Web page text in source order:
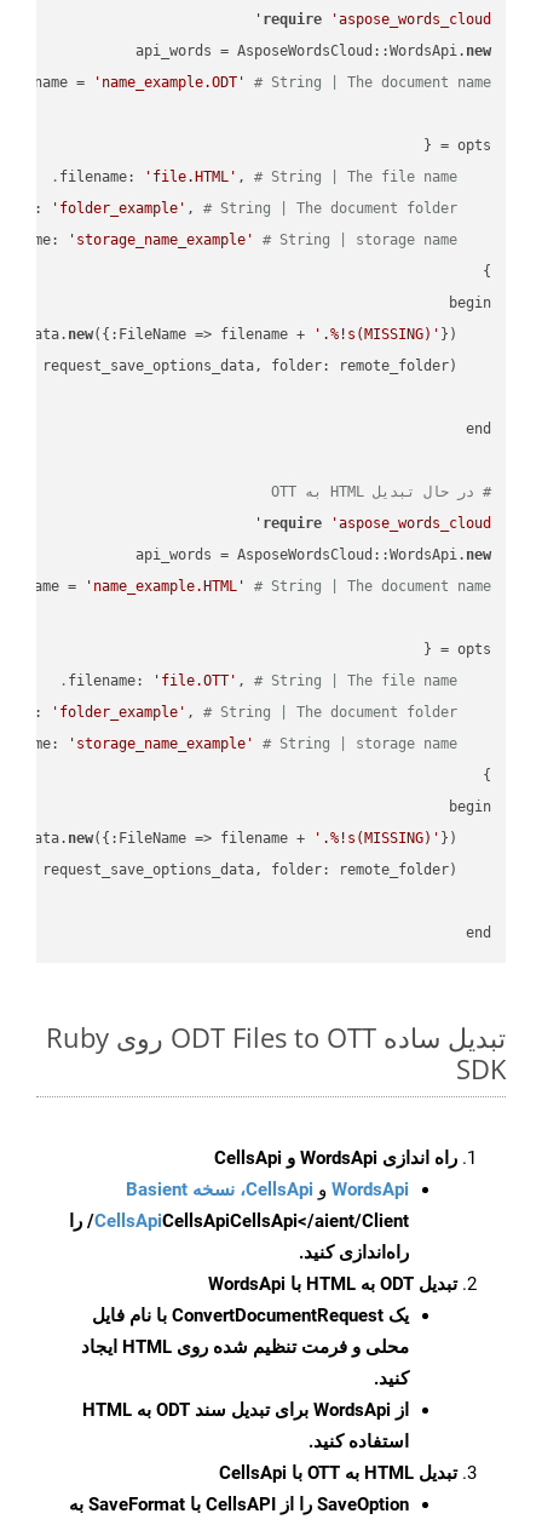
require
'aspose_words_cloud'
api_words = AsposeWordsCloud::WordsApi. new
name =
'name_example.ODT' # String | The document name.
    filename:
'file.HTML' , # String | The file name.
    folder:
'folder_example' , # String | The document folder.
    storage_name:
'storage_name_example'
# String | storage name.
new({:FileName => filename +
'.%!s(MISSING)'
# در حال تبدیل HTML به OTT
require
'aspose_words_cloud'
api_words = AsposeWordsCloud::WordsApi. new
name =
'name_example.HTML' # String | The document name.
    filename:
'file.OTT' , # String | The file name.
    folder:
'folder_example' , # String | The document folder.
    storage_name:
'storage_name_example'
# String | storage name.
new({:FileName => filename +
'.%!s(MISSING)'
end
تبدیل ساده ODT Files to OTT روی Ruby
SDK
راه اندازی WordsApi و CellsApi
WordsApi و CellsApi، نسخه Basient
CellsApiCellsApi
CellsApi</aient/Client/ را
راه‌اندازی کنید.
تبدیل ODT به HTML با WordsApi
یک ConvertDocumentRequest با نام فایل
محلی و فرمت تنظیم شده روی HTML ایجاد
کنید.
از WordsApi برای تبدیل سند ODT به HTML
استفاده کنید.
تبدیل HTML به OTT با CellsApi
SaveOption
را از CellsAPI با SaveFormat به